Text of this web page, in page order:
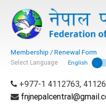
Membership / Renewal Form
Select Language English
+977-1 4112763,